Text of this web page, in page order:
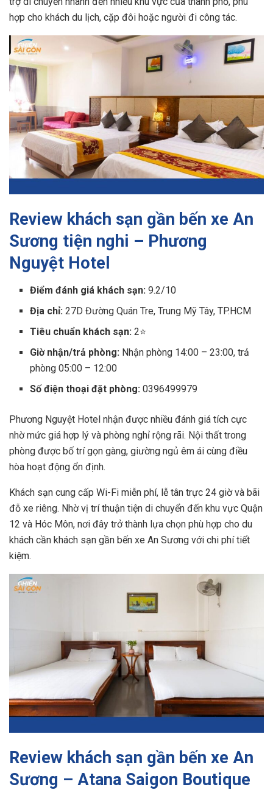
hợp cho khách du lịch, cặp đôi hoặc người đi công tác.
Review khách sạn gần bến xe An
Sương tiện nghi – Phương
Nguyệt Hotel
Điểm đánh giá khách sạn: 9.2/10
Địa chỉ: 27D Đường Quán Tre, Trung Mỹ Tây, TP.HCM
Tiêu chuẩn khách sạn: 2⭐
Giờ nhận/trả phòng: Nhận phòng 14:00 – 23:00, trả
phòng 05:00 – 12:00
Số điện thoại đặt phòng: 0396499979
Phương Nguyệt Hotel nhận được nhiều đánh giá tích cực
nhờ mức giá hợp lý và phòng nghỉ rộng rãi. Nội thất trong
phòng được bố trí gọn gàng, giường ngủ êm ái cùng điều
hòa hoạt động ổn định.
Khách sạn cung cấp Wi-Fi miễn phí, lễ tân trực 24 giờ và bãi
đỗ xe riêng. Nhờ vị trí thuận tiện di chuyển đến khu vực Quận
12 và Hóc Môn, nơi đây trở thành lựa chọn phù hợp cho du
khách cần khách sạn gần bến xe An Sương với chi phí tiết
kiệm.
Review khách sạn gần bến xe An
Sương – Atana Saigon Boutique